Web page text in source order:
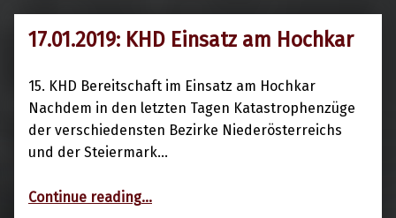
17.01.2019: KHD Einsatz am Hochkar
15. KHD Bereitschaft im Einsatz am Hochkar
Nachdem in den letzten Tagen Katastrophenzüge
der verschiedensten Bezirke Niederösterreichs
und der Steiermark…
Continue reading“17.01.2019: KHD Einsatz am Hochkar”
…